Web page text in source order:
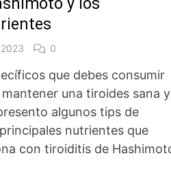
0
que debes consumir
una tiroides sana y
algunos tips de
nutrientes que
con tiroiditis de